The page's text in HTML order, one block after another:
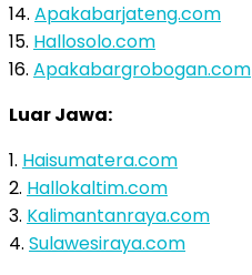
14. Apakabarjateng.com
15. Hallosolo.com
16. Apakabargrobogan.com
Luar Jawa:
1. Haisumatera.com
2. Hallokaltim.com
3. Kalimantanraya.com
4. Sulawesiraya.com